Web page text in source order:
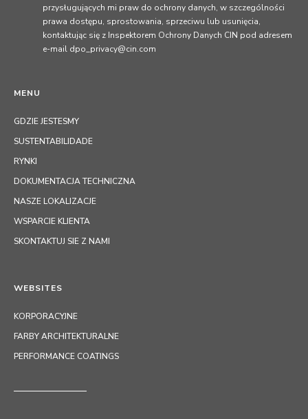
MENU
GDZIE JESTESMY
SUSTENTABILIDADE
RYNKI
DOKUMENTACJA TECHNICZNA
NASZE LOKALIZACJE
WSPARCIE KLIENTA
SKONTAKTUJ SIE Z NAMI
przysługujących mi praw do ochrony danych, w szczególności
prawa dostępu, sprostowania, sprzeciwu lub usunięcia,
kontaktując się z Inspektorem Ochrony Danych CIN pod adresem
e-mail dpo_privacy@cin.com
WEBSITES
KORPORACYJNE
FARBY ARCHITEKTURALNE
PERFORMANCE COATINGS